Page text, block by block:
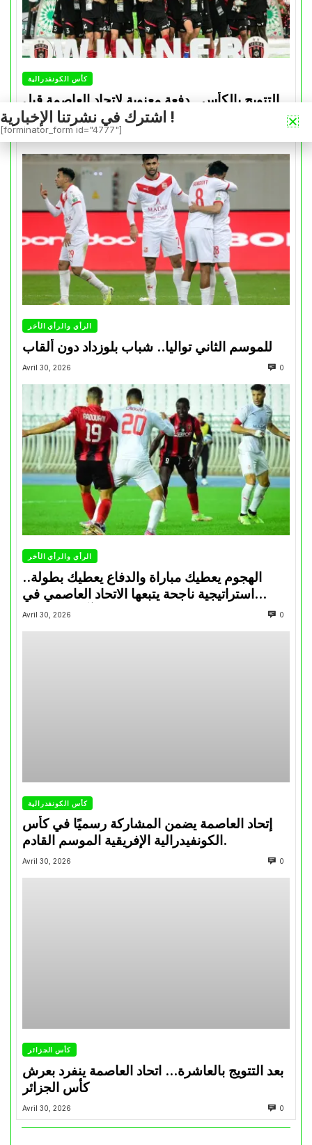
كأس الكونفدرالية
التتويج بالكأس.. دفعة معنوية لإتحاد العاصمة قبل
موقعة الزمالك في نهائي الكونفدرالية
الرأي والرأي الأخر
للموسم الثاني تواليا.. شباب بلوزداد دون ألقاب
Avril 30, 2026 0
الرأي والرأي الأخر
الهجوم يعطيك مباراة والدفاع يعطيك بطولة..
استراتيجية ناجحة يتبعها الاتحاد العاصمي في
تتويجاته آخر السنوات
Avril 30, 2026 0
كأس الكونفدرالية
إتحاد العاصمة يضمن المشاركة رسميًا في كأس
الكونفيدرالية الإفريقية الموسم القادم.
Avril 30, 2026 0
كأس الجزائر
بعد التتويج بالعاشرة… اتحاد العاصمة ينفرد بعرش
كأس الجزائر
Avril 30, 2026 0
اشترك في نشرتنا الإخبارية !
[forminator_form id="4777"]